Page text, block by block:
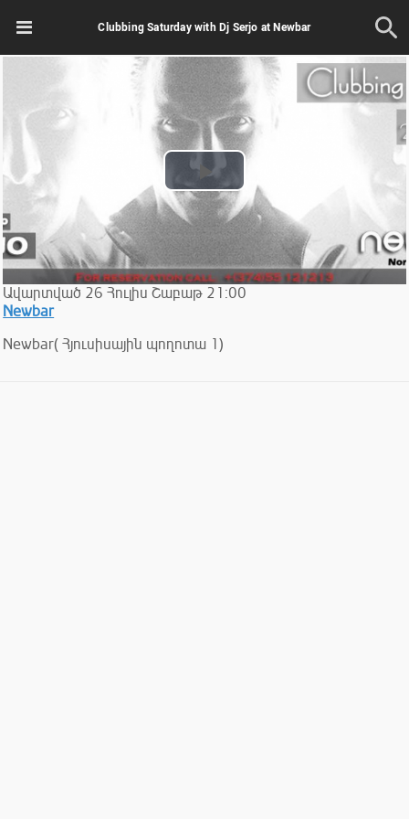
Clubbing Saturday with Dj Serjo at Newbar
Play
Video
Ավարտված 26 Հուլիս Շաբաթ 21:00
Newbar
Newbar( Հյուսիսային պողոտա 1)